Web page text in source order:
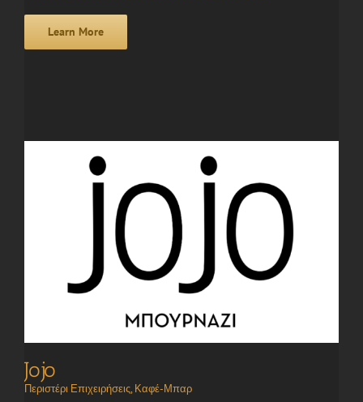
Learn More
Jojo
Περιστέρι Επιχειρήσεις, Καφέ-Μπαρ